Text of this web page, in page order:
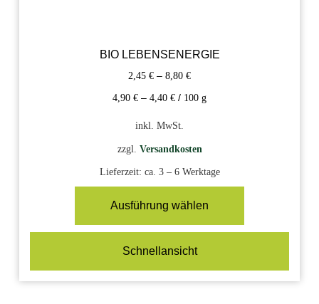
BIO LEBENSENERGIE
2,45 € – 8,80 €
4,90 € – 4,40 € / 100 g
inkl. MwSt.
zzgl. Versandkosten
Lieferzeit: ca. 3 – 6 Werktage
Ausführung wählen
Schnellansicht